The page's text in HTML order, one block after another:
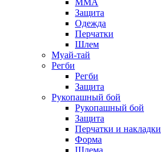
ММА
Защита
Одежда
Перчатки
Шлем
Муай-тай
Регби
Регби
Защита
Рукопашный бой
Рукопашный бой
Защита
Перчатки и накладки
Форма
Шлема